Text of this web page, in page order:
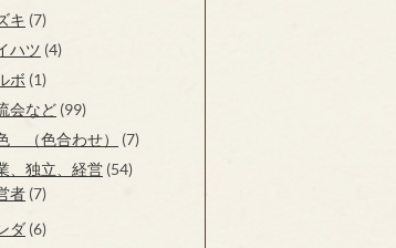
キ (7)
ハツ (4)
ボ (1)
会など (99)
（色合わせ）
(7)
、独立、経営 (54)
者 (7)
ダ (6)